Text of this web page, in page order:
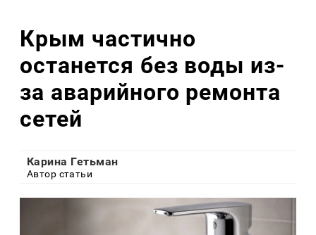
Крым частично
останется без воды из-
за аварийного ремонта
сетей
Карина Гетьман
Автор статьи